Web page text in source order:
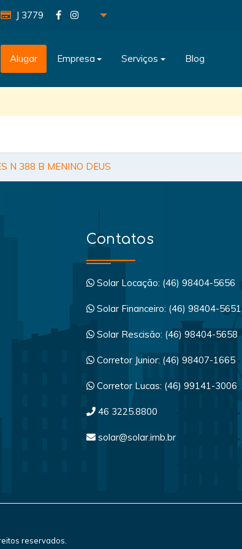
J 3779
Alugar Empresa Serviços Blog
N 388 B MENINO DEUS
Contatos
Solar Locação: (46) 98404-5656
Solar Financeiro: (46) 98404-5651
Solar Rescisão: (46) 98404-5658
Corretor Junior: (46) 98407-1665
Corretor Lucas: (46) 99141-3006
46 3225.8800
solar@solar.imb.br
reservados.